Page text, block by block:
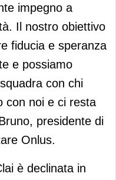
impegno a
Il nostro obiettivo
fiducia e speranza
e possiamo
con chi
con noi e ci resta
presidente di
Onlus.
è declinata in